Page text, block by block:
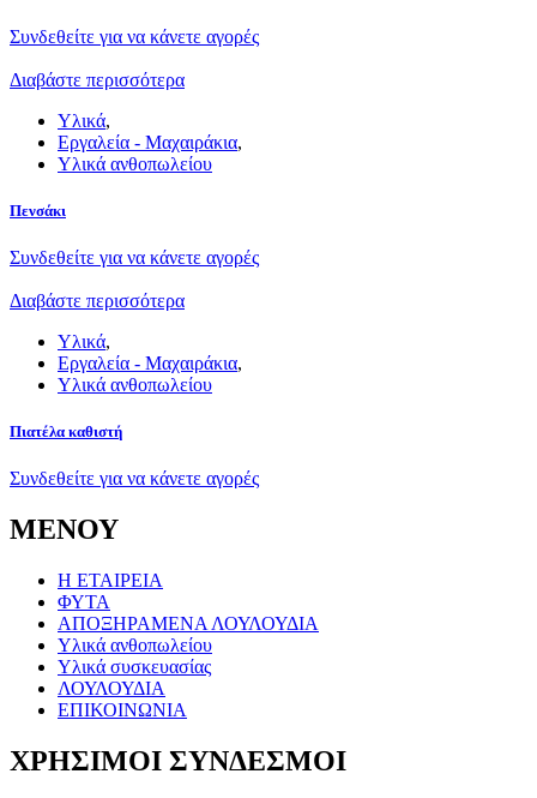
Συνδεθείτε για να κάνετε αγορές
Διαβάστε περισσότερα
Υλικά,
Εργαλεία - Μαχαιράκια,
Υλικά ανθοπωλείου
Πενσάκι
Συνδεθείτε για να κάνετε αγορές
Διαβάστε περισσότερα
Υλικά,
Εργαλεία - Μαχαιράκια,
Υλικά ανθοπωλείου
Πιατέλα καθιστή
Συνδεθείτε για να κάνετε αγορές
ΜΕΝΟΥ
Η ΕΤΑΙΡΕΙΑ
ΦΥΤΑ
ΑΠΟΞΗΡΑΜΕΝΑ ΛΟΥΛΟΥΔΙΑ
Υλικά ανθοπωλείου
Υλικά συσκευασίας
ΛΟΥΛΟΥΔΙΑ
ΕΠΙΚΟΙΝΩΝΙΑ
ΧΡΗΣΙΜΟΙ ΣΥΝΔΕΣΜΟΙ